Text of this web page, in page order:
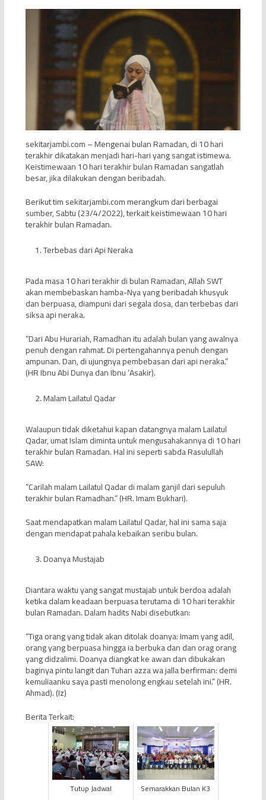
sekitarjambi.com – Mengenai bulan Ramadan, di 10 hari
terakhir dikatakan menjadi hari-hari yang sangat istimewa.
Keistimewaan 10 hari terakhir bulan Ramadan sangatlah
besar, jika dilakukan dengan beribadah.
Berikut tim sekitarjambi.com merangkum dari berbagai
sumber, Sabtu (23/4/2022), terkait keistimewaan 10 hari
terakhir bulan Ramadan.
Terbebas dari Api Neraka
Pada masa 10 hari terakhir di bulan Ramadan, Allah SWT
akan membebaskan hamba-Nya yang beribadah khusyuk
dan berpuasa, diampuni dari segala dosa, dan terbebas dari
siksa api neraka.
“Dari Abu Hurariah, Ramadhan itu adalah bulan yang awalnya
penuh dengan rahmat. Di pertengahannya penuh dengan
ampunan. Dan, di ujungnya pembebasan dari api neraka.”
(HR Ibnu Abi Dunya dan Ibnu ‘Asakir).
Malam Lailatul Qadar
Walaupun tidak diketahui kapan datangnya malam Lailatul
Qadar, umat Islam diminta untuk mengusahakannya di 10 hari
terakhir bulan Ramadan. Hal ini seperti sabda Rasulullah
SAW:
“Carilah malam Lailatul Qadar di malam ganjil dari sepuluh
terakhir bulan Ramadhan.” (HR. Imam Bukhari).
Saat mendapatkan malam Lailatul Qadar, hal ini sama saja
dengan mendapat pahala kebaikan seribu bulan.
Doanya Mustajab
Diantara waktu yang sangat mustajab untuk berdoa adalah
ketika dalam keadaan berpuasa terutama di 10 hari terakhir
bulan Ramadan. Dalam hadits Nabi disebutkan:
“Tiga orang yang tidak akan ditolak doanya: Imam yang adil,
orang yang berpuasa hingga ia berbuka dan dan orag orang
yang didzalimi. Doanya diangkat ke awan dan dibukakan
baginya pintu langit dan Tuhan azza wa jalla berfirman: demi
kemuliaanku saya pasti menolong engkau setelah ini.” (HR.
Ahmad). (Iz)
Berita Terkait:
Tutup Jadwal
Semarakkan Bulan K3